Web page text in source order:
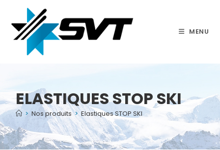
MENU
ELASTIQUES STOP SKI
> Nos produits > Elastiques STOP SKI